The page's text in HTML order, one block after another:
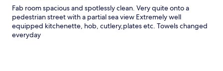
Fab room spacious and spotlessly clean. Very quite onto a
pedestrian street with a partial sea view Extremely well
equipped kitchenette, hob, cutlery,plates etc. Towels changed
everyday